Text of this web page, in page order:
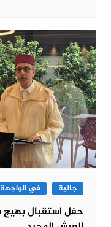
جالية في الواجهة